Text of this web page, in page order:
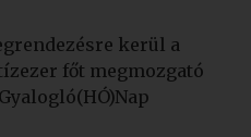
kerül a
főt megmozgató